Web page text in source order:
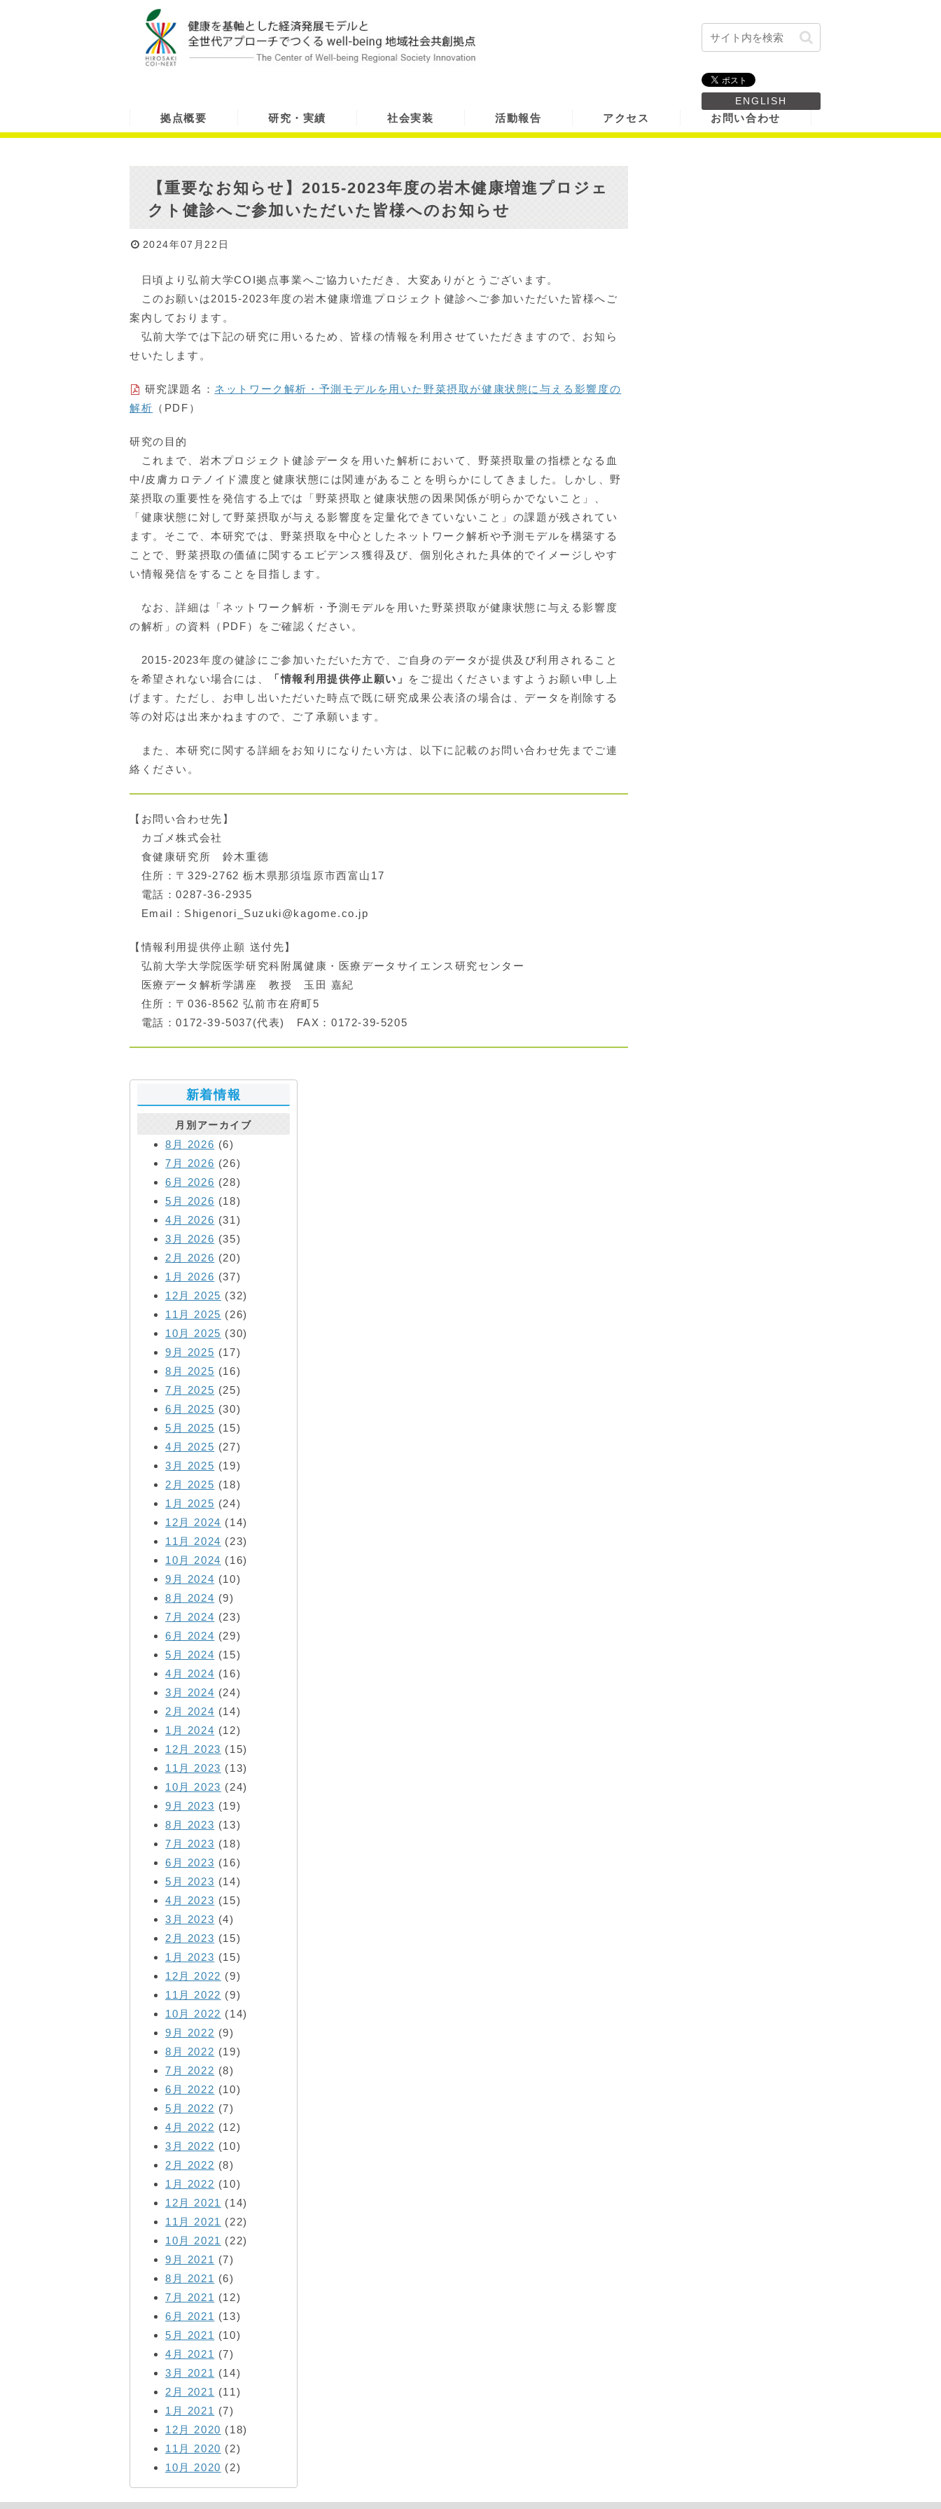
ENGLISH
拠点概要 研究・実績 社会実装 活動報告 アクセス お問い合わせ
【重要なお知らせ】2015-2023年度の岩木健康増進プロジェ
クト健診へご参加いただいた皆様へのお知らせ
2024年07月22日
日頃より弘前大学COI拠点事業へご協力いただき、大変ありがとうございます。
このお願いは2015-2023年度の岩木健康増進プロジェクト健診へご参加いただいた皆様へご
案内しております。
弘前大学では下記の研究に用いるため、 皆様の情報を利用させていただきますので、お知ら
せいたします。
研究課題名： ネットワーク解析・予測モデルを用いた野菜摂取が健康状態に与える影響度の
解析 （PDF）
研究の目的
これまで、岩木プロジェクト健診データを用いた解析において、野菜摂取量の指標となる血
中/皮膚カロテノイド濃度と健康状態には関連があることを明らかにしてきました。しかし、野
菜摂取の重要性を発信する上では「野菜摂取と健康状態の因果関係が明らかでないこと」、
「健康状態に対して野菜摂取が与える影響度を定量化できていないこと」の課題が残されてい
ます。そこで、本研究では、野菜摂取を中心としたネットワーク解析や予測モデルを構築する
ことで、野菜摂取の価値に関するエビデンス獲得及び、個別化された具体的でイメージしやす
い情報発信をすることを目指します。
なお、詳細は「ネットワーク解析・予測モデルを用いた野菜摂取が健康状態に与える影響度
の解析」の資料（PDF）をご確認ください。
2015-2023年度の健診にご参加いただいた方で、ご自身のデータが提供及び利用されること
を希望されない場合には、
「情報利用提供停止願い」 をご提出くださいますようお願い申し上
げます。ただし、お申し出いただいた時点で既に研究成果公表済の場合は、データを削除する
等の対応は出来かねますので、ご了承願います。
また、本研究に関する詳細をお知りになりたい方は、以下に記載のお問い合わせ先までご連
絡ください。
【お問い合わせ先】
カゴメ株式会社
食健康研究所 鈴木重德
住所：〒329-2762 栃木県那須塩原市西富山 17
電話：0287-36-2935
Email：Shigenori_Suzuki@kagome.co.jp
【情報利用提供停止願 送付先】
弘前大学大学院医学研究科附属健康・医療データサイエンス研究センター
医療データ解析学講座 教授 玉田 嘉紀
住所：〒036-8562 弘前市在府町5
電話：0172-39-5037(代表) FAX：0172-39-5205
新着情報
月別アーカイブ
8月 2026 (6)
7月 2026 (26)
6月 2026 (28)
5月 2026 (18)
4月 2026 (31)
3月 2026 (35)
2月 2026 (20)
1月 2026 (37)
12月 2025 (32)
11月 2025 (26)
10月 2025 (30)
9月 2025 (17)
8月 2025 (16)
7月 2025 (25)
6月 2025 (30)
5月 2025 (15)
4月 2025 (27)
3月 2025 (19)
2月 2025 (18)
1月 2025 (24)
12月 2024 (14)
11月 2024 (23)
10月 2024 (16)
9月 2024 (10)
8月 2024 (9)
7月 2024 (23)
6月 2024 (29)
5月 2024 (15)
4月 2024 (16)
3月 2024 (24)
2月 2024 (14)
1月 2024 (12)
12月 2023 (15)
11月 2023 (13)
10月 2023 (24)
9月 2023 (19)
8月 2023 (13)
7月 2023 (18)
6月 2023 (16)
5月 2023 (14)
4月 2023 (15)
3月 2023 (4)
2月 2023 (15)
1月 2023 (15)
12月 2022 (9)
11月 2022 (9)
10月 2022 (14)
9月 2022 (9)
8月 2022 (19)
7月 2022 (8)
6月 2022 (10)
5月 2022 (7)
4月 2022 (12)
3月 2022 (10)
2月 2022 (8)
1月 2022 (10)
12月 2021 (14)
11月 2021 (22)
10月 2021 (22)
9月 2021 (7)
8月 2021 (6)
7月 2021 (12)
6月 2021 (13)
5月 2021 (10)
4月 2021 (7)
3月 2021 (14)
2月 2021 (11)
1月 2021 (7)
12月 2020 (18)
11月 2020 (2)
10月 2020 (2)